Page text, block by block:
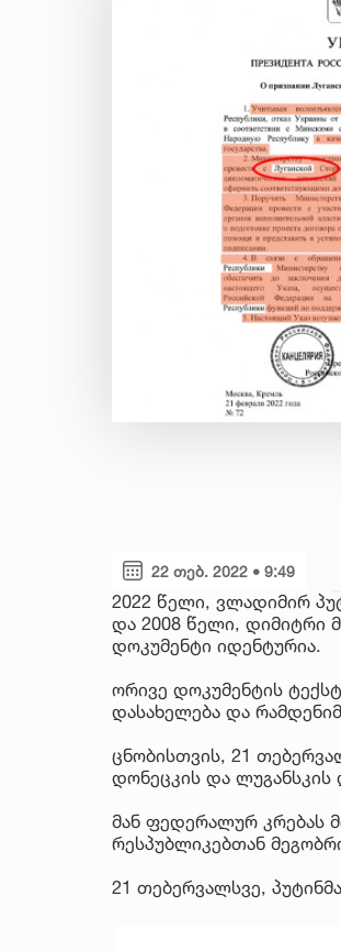
22 თებ. 2022 • 9:49
2022 წელი, ვლადიმირ
და 2008 წელი, დიმიტრი
დოკუმენტი იდენტურია.
ორივე დოკუმენტის
დასახელება და
ცნობისთვის, 21
დონეცკის და
მან ფედერალურ კრებას
რესპუბლიკებთან
21 თებერვალსვე,